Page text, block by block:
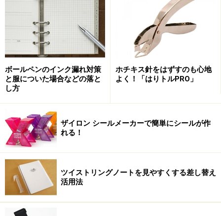
ボールペンのインク漏れ対策
と服についた場合などの落と
し方
ホチキス針をはずすのも心地
よく！「はりトルPRO」
ザイロン シールメーカーで簡単にシールが作
れる！
ツイストリングノートを見やすくする差し替え
活用法